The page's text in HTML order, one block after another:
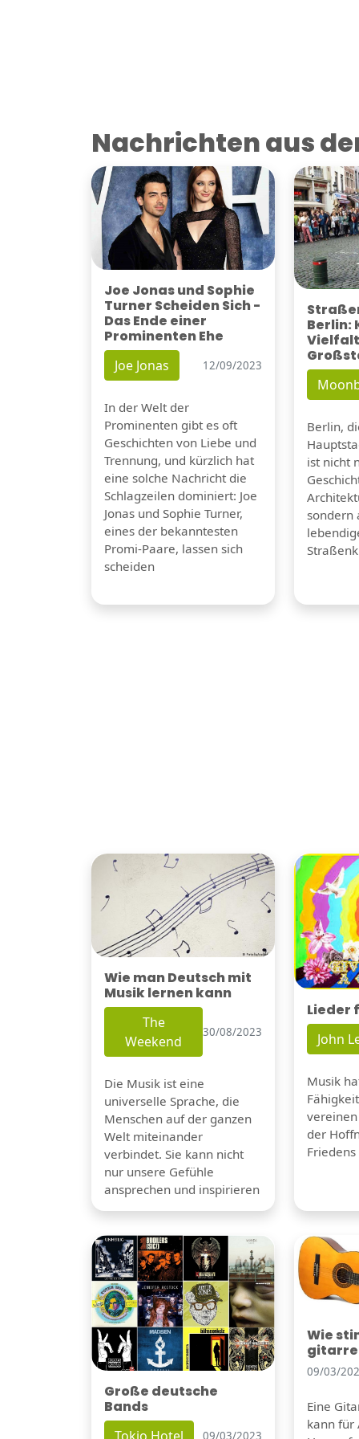
Nachrichten aus
Joe Jonas und Sophie
Turner Scheiden Sich -
Das Ende einer
Prominenten Ehe
Joe Jonas 12/09/2023
In der Welt der
Prominenten gibt es oft
Geschichten von Liebe und
Trennung, und kürzlich hat
eine solche Nachricht die
Schlagzeilen dominiert: Joe
Jonas und Sophie Turner,
eines der bekanntesten
Promi-Paare, lassen sich
scheiden
Berlin:
Berlin,
ist nicht
sondern
Wie man Deutsch mit
Musik lernen kann
The
Weekend
30/08/2023
Die Musik ist eine
universelle Sprache, die
Menschen auf der ganzen
Welt miteinander
verbindet. Sie kann nicht
nur unsere Gefühle
ansprechen und inspirieren
Lieder
John
Musik
der
Große deutsche
Bands
09/03/2023
Wie
09/03/
Eine
kann für